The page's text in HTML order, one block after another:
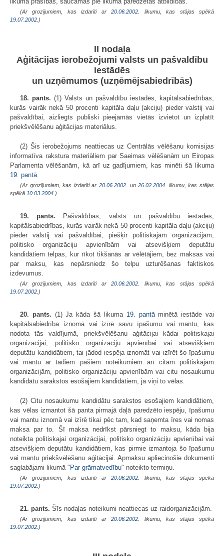
(Ar grozījumiem, kas izdarīti ar20.06.2002. likumu, kas stājas spēkā
19.07.2002.)
II nodaļa
Aģitācijas ierobežojumi valsts un pašvaldību
iestādēs
un uzņēmumos (uzņēmējsabiedrībās)
18. pants. (1) Valsts un pašvaldību iestādēs, kapitālsabiedrībās,
kurās vairāk nekā 50 procenti kapitāla daļu (akciju) pieder valstij vai
pašvaldībai, aizliegts publiski pieejamās vietās izvietot un izplatīt
priekšvēlēšanu aģitācijas materiālus.
(2) Šis ierobežojums neattiecas uz Centrālās vēlēšanu komisijas
informatīva rakstura materiāliem par Saeimas vēlēšanām un Eiropas
Parlamenta vēlēšanām, kā arī uz gadījumiem, kas minēti šā likuma
19. pantā.
(Ar grozījumiem, kas izdarīti ar 20.06.2002. un26.02.2004 . likumu, kas stājas
spēkā 10.03.2004. )
19. pants. Pašvaldības, valsts un pašvaldību iestādes,
kapitālsabiedrības, kurās vairāk nekā 50 procenti kapitāla daļu (akciju)
pieder valstij vai pašvaldībai, piešķir politiskajām organizācijām,
politisko organizāciju apvienībām vai atsevišķiem deputātu
kandidātiem telpas, kur rīkot tikšanās ar vēlētājiem, bez maksas vai
par maksu, kas nepārsniedz šo telpu uzturēšanas faktiskos
izdevumus.
(Ar grozījumiem, kas izdarīti ar20.06.2002 . likumu, kas stājas spēkā
19.07.2002. )
20. pants. (1) Ja kāda šā likuma 19. pantāminētā iestāde vai
kapitālsabiedrība iznomā vai izīrē savu īpašumu vai mantu, kas
nodota tās valdījumā, priekšvēlēšanu aģitācijai kādai politiskajai
organizācijai, politisko organizāciju apvienībai vai atsevišķiem
deputātu kandidātiem, tai jādod iespēja iznomāt vai izīrēt šo īpašumu
vai mantu ar tādiem pašiem noteikumiem arī citām politiskajām
organizācijām, politisko organizāciju apvienībām vai citu nosaukumu
kandidātu sarakstos esošajiem kandidātiem, ja viņi to vēlas.
(2) Citu nosaukumu kandidātu sarakstos esošajiem kandidātiem,
kas vēlas izmantot šā panta pirmajā daļā paredzēto iespēju, īpašumu
vai mantu iznomā vai izīrē tikai pēc tam, kad saņemta īres vai nomas
maksa par to. Šī maksa nedrīkst pārsniegt to maksu, kāda bija
noteikta politiskajai organizācijai, politisko organizāciju apvienībai vai
atsevišķiem deputātu kandidātiem, kas pirmie izmantoja šo īpašumu
vai mantu priekšvēlēšanu aģitācijai. Apmaksu apliecinošie dokumenti
saglabājami likumā " Par grāmatvedību" noteikto termiņu.
(Ar grozījumiem, kas izdarīti ar20.06.2002 . likumu, kas stājas spēkā
19.07.2002. )
21. pants. Šīs nodaļas noteikumi neattiecas uz raidorganizācijām.
(Ar grozījumiem, kas izdarīti ar20.06.2002 . likumu, kas stājas spēkā
19.07.2002. )